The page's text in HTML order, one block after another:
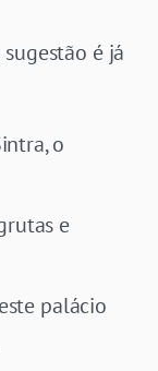
é já
o
e
palácio